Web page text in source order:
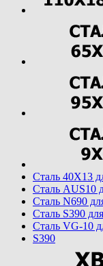
Cталь 40Х13
Cталь AUS10
Cталь N690
Cталь S390
Cталь VG-10
S390